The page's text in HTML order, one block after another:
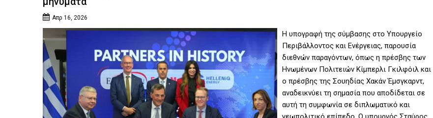
Απρ 16, 2026
Η υπογραφή της σύμβασης στο Υπουργείο
Περιβάλλοντος και Ενέργειας, παρουσία
διεθνών παραγόντων, όπως η πρέσβης των
Ηνωμένων Πολιτειών Κίμπερλι Γκιλφόιλ και
ο πρέσβης της Σουηδίας Χακάν Έμσγκαρντ,
αναδεικνύει τη σημασία που αποδίδεται σε
αυτή τη συμφωνία σε διπλωματικό και